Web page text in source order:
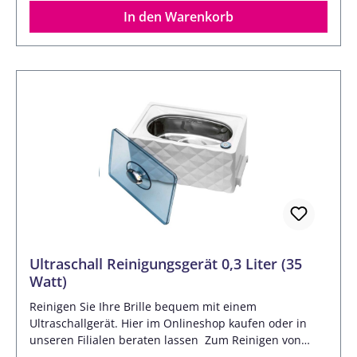
90, 180, 280, 380 und 480 sNennleistung: 50
WStromverbrauch pro 10 Min: 0,0083
kWhNennspannung: 220 bis 240 VAußenmaße (B x H x
In den Warenkorb
Ultraschall Reinigungsgerät 0,3 Liter (35
Watt)
Reinigen Sie Ihre Brille bequem mit einem
Ultraschallgerät. Hier im Onlineshop kaufen oder in
unseren Filialen beraten lassen Zum Reinigen von